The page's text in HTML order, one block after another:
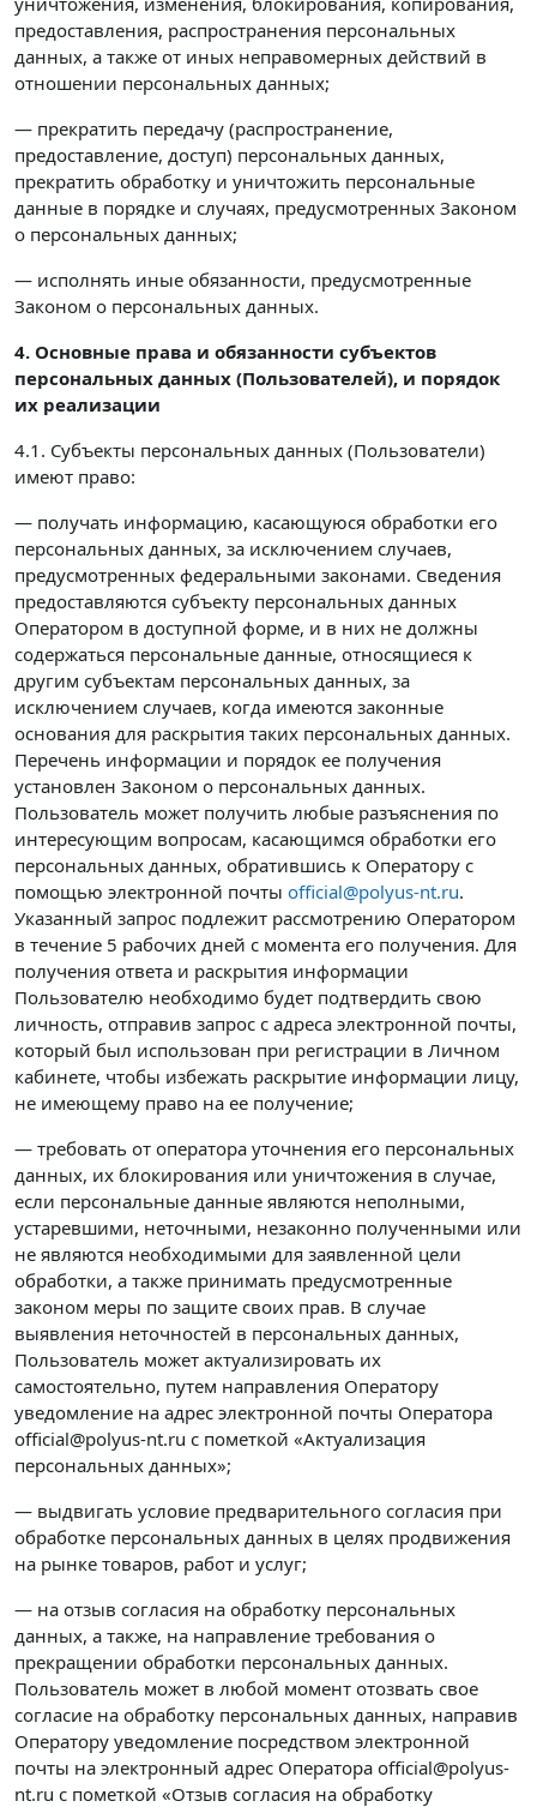
предоставления, распространения персональных
данных, а также от иных неправомерных действий в
отношении персональных данных;
— прекратить передачу (распространение,
предоставление, доступ) персональных данных,
прекратить обработку и уничтожить персональные
данные в порядке и случаях, предусмотренных Законом
о персональных данных;
— исполнять иные обязанности, предусмотренные
Законом о персональных данных.
4. Основные права и обязанности субъектов
персональных данных (Пользователей), и порядок
их реализации
4.1. Субъекты персональных данных (Пользователи)
имеют право:
— получать информацию, касающуюся обработки его
персональных данных, за исключением случаев,
предусмотренных федеральными законами. Сведения
предоставляются субъекту персональных данных
Оператором в доступной форме, и в них не должны
содержаться персональные данные, относящиеся к
другим субъектам персональных данных, за
исключением случаев, когда имеются законные
основания для раскрытия таких персональных данных.
Перечень информации и порядок ее получения
установлен Законом о персональных данных.
Пользователь может получить любые разъяснения по
интересующим вопросам, касающимся обработки его
персональных данных, обратившись к Оператору с
помощью электронной почты official@polyus-nt.ru.
Указанный запрос подлежит рассмотрению Оператором
в течение 5 рабочих дней с момента его получения. Для
получения ответа и раскрытия информации
Пользователю необходимо будет подтвердить свою
личность, отправив запрос с адреса электронной почты,
который был использован при регистрации в Личном
кабинете, чтобы избежать раскрытие информации лицу,
не имеющему право на ее получение;
— требовать от оператора уточнения его персональных
данных, их блокирования или уничтожения в случае,
если персональные данные являются неполными,
устаревшими, неточными, незаконно полученными или
не являются необходимыми для заявленной цели
обработки, а также принимать предусмотренные
законом меры по защите своих прав. В случае
выявления неточностей в персональных данных,
Пользователь может актуализировать их
самостоятельно, путем направления Оператору
уведомление на адрес электронной почты Оператора
official@polyus-nt.ru с пометкой «Актуализация
персональных данных»;
— выдвигать условие предварительного согласия при
обработке персональных данных в целях продвижения
на рынке товаров, работ и услуг;
— на отзыв согласия на обработку персональных
данных, а также, на направление требования о
прекращении обработки персональных данных.
Пользователь может в любой момент отозвать свое
согласие на обработку персональных данных, направив
Оператору уведомление посредством электронной
почты на электронный адрес Оператора official@polyus-
nt.ru с пометкой «Отзыв согласия на обработку